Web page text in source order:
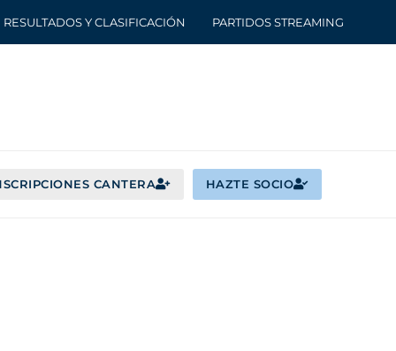
RESULTADOS Y CLASIFICACIÓN PARTIDOS STREAMING
CANTERA HAZTE SOCIO